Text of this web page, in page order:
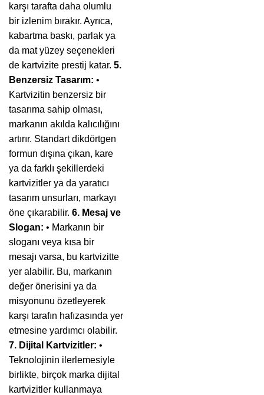
karşı tarafta daha olumlu
bir izlenim bırakır. Ayrıca,
kabartma baskı, parlak ya
da mat yüzey seçenekleri
de kartvizite prestij katar. 5.
Benzersiz Tasarım: •
Kartvizitin benzersiz bir
tasarıma sahip olması,
markanın akılda kalıcılığını
artırır. Standart dikdörtgen
formun dışına çıkan, kare
ya da farklı şekillerdeki
kartvizitler ya da yaratıcı
tasarım unsurları, markayı
öne çıkarabilir. 6. Mesaj ve
Slogan: • Markanın bir
sloganı veya kısa bir
mesajı varsa, bu kartvizitte
yer alabilir. Bu, markanın
değer önerisini ya da
misyonunu özetleyerek
karşı tarafın hafızasında yer
etmesine yardımcı olabilir.
7. Dijital Kartvizitler: •
Teknolojinin ilerlemesiyle
birlikte, birçok marka dijital
kartvizitler kullanmaya